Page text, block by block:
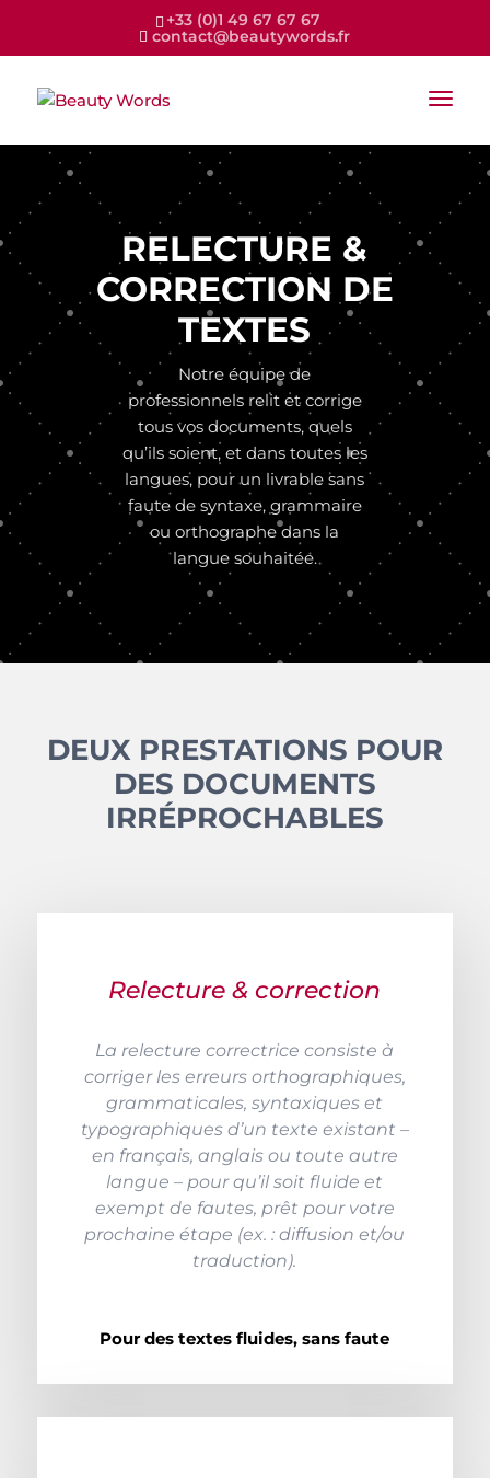
+33 (0)1 49 67 67 67
contact@beautywords.fr
RELECTURE &
CORRECTION DE
TEXTES
Notre équipe de
professionnels relit et corrige
tous vos documents, quels
qu’ils soient, et dans toutes les
langues, pour un livrable sans
faute de syntaxe, grammaire
ou orthographe dans la
langue souhaitée.
DEUX PRESTATIONS POUR
DES DOCUMENTS
IRRÉPROCHABLES
Relecture & correction
La relecture correctrice consiste à
corriger les erreurs orthographiques,
grammaticales, syntaxiques et
typographiques d’un texte existant –
en français, anglais ou toute autre
langue – pour qu’il soit fluide et
exempt de fautes, prêt pour votre
prochaine étape (ex. : diffusion et/ou
traduction).
Pour des textes fluides, sans faute